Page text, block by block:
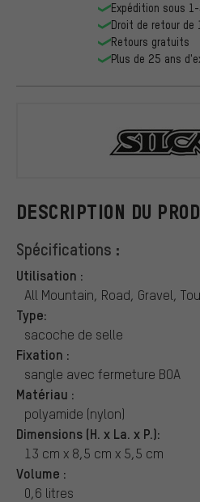
DESCRIPTION DU
Spécifications :
Utilisation :
All Mountain, Road, Gravel,
Type:
sacoche de selle
Fixation :
sangle avec fermeture BOA
Matériau :
polyamide (nylon)
Dimensions (H. x La. x P.):
13 cm x 8,5 cm x 5,5 cm
Volume :
0,6 litres
Expédition sous
Droit de retour de
Retours gratuits
Plus de 25 ans